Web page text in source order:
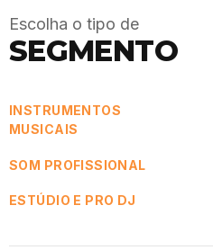
Escolha o tipo de
SEGMENTO
INSTRUMENTOS
MUSICAIS
SOM PROFISSIONAL
ESTÚDIO E PRO DJ